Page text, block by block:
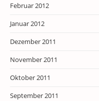
Februar 2012
Januar 2012
Dezember 2011
November 2011
Oktober 2011
September 2011